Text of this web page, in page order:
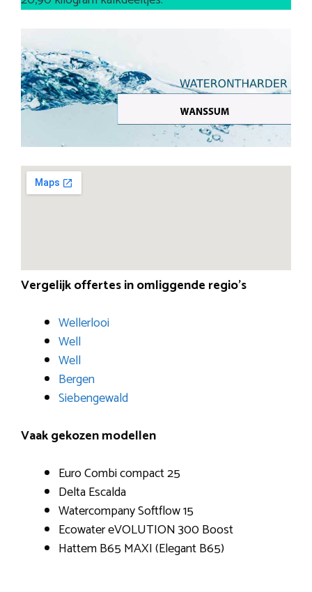
Vergelijk offertes in omliggende regio’s
Wellerlooi
Well
Well
Bergen
Siebengewald
Vaak gekozen modellen
Euro Combi compact 25
Delta Escalda
Watercompany Softflow 15
Ecowater eVOLUTION 300 Boost
Hattem B65 MAXI (Elegant B65)